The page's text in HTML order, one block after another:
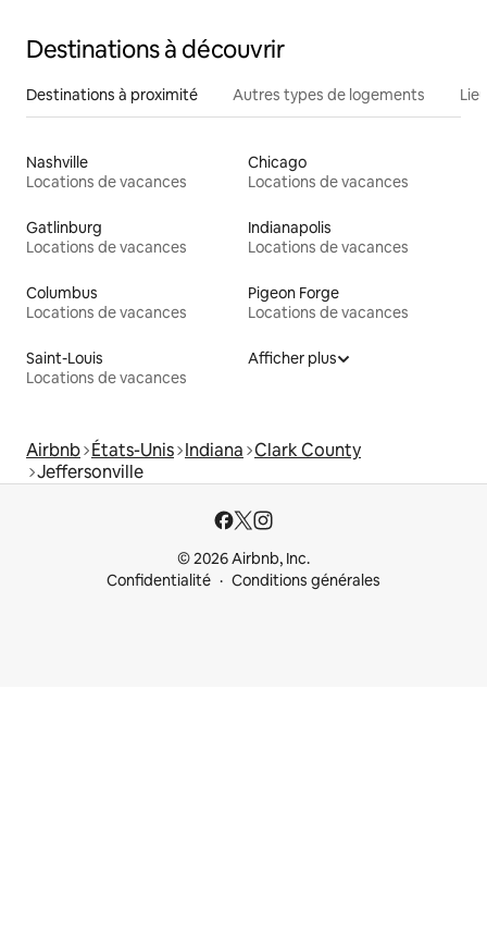
Destinations à découvrir
Destinations à proximité Autres types de logements
Nashville
Locations de vacances
Chicago
Locations de vacances
Gatlinburg
Locations de vacances
Indianapolis
Locations de vacances
Columbus
Locations de vacances
Pigeon Forge
Locations de vacances
Saint-Louis
Locations de vacances
Afficher plus
Airbnb États-Unis Indiana Clark County
Jeffersonville
© 2026 Airbnb, Inc.
Confidentialité
Conditions générales